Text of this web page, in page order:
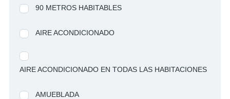
90 METROS HABITABLES
AIRE ACONDICIONADO
AIRE ACONDICIONADO EN TODAS LAS HABITACIONES
AMUEBLADA